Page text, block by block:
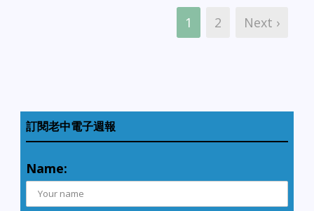
1 2 Next ›
訂閱老中電子週報
Name: